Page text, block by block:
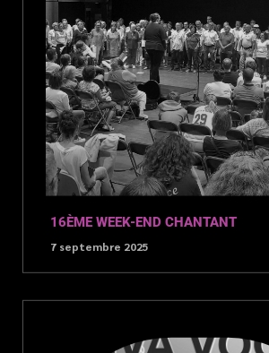
16ÈME WEEK-END CHANTANT
7 septembre 2025